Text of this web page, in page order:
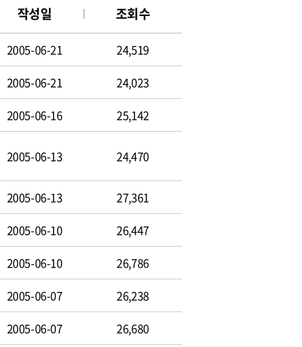
작성일 조회수
2005-06-21
24,519
2005-06-21
24,023
2005-06-16 25,142
2005-06-13 24,470
2005-06-13
27,361
2005-06-10
26,447
2005-06-10
26,786
2005-06-07
26,238
2005-06-07
26,680